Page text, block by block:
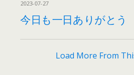
2023-07-27
今日も一日ありがとう
Load More From